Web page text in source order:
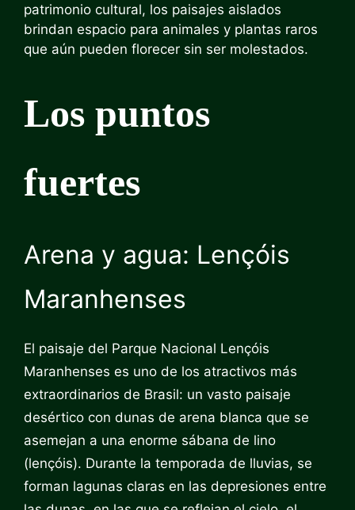
patrimonio cultural, los paisajes aislados
brindan espacio para animales y plantas raros
que aún pueden florecer sin ser molestados.
Los puntos
fuertes
Arena y agua: Lençóis
Maranhenses
El paisaje del Parque Nacional Lençóis
Maranhenses es uno de los atractivos más
extraordinarios de Brasil: un vasto paisaje
desértico con dunas de arena blanca que se
asemejan a una enorme sábana de lino
(lençóis). Durante la temporada de lluvias, se
forman lagunas claras en las depresiones entre